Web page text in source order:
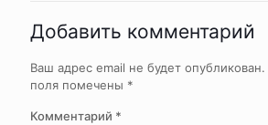
Добавить комментарий
Ваш адрес email не будет опубликован.
поля помечены *
Комментарий *